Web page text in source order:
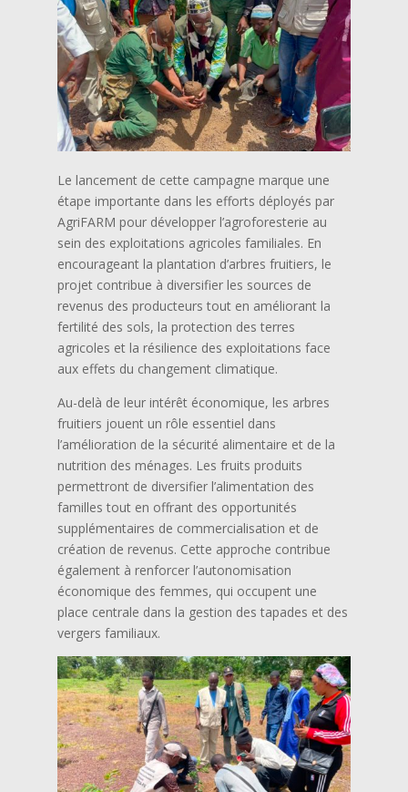
Le lancement de cette campagne marque une
étape importante dans les efforts déployés par
AgriFARM pour développer l’agroforesterie au
sein des exploitations agricoles familiales. En
encourageant la plantation d’arbres fruitiers, le
projet contribue à diversifier les sources de
revenus des producteurs tout en améliorant la
fertilité des sols, la protection des terres
agricoles et la résilience des exploitations face
aux effets du changement climatique.
Au-delà de leur intérêt économique, les arbres
fruitiers jouent un rôle essentiel dans
l’amélioration de la sécurité alimentaire et de la
nutrition des ménages. Les fruits produits
permettront de diversifier l’alimentation des
familles tout en offrant des opportunités
supplémentaires de commercialisation et de
création de revenus. Cette approche contribue
également à renforcer l’autonomisation
économique des femmes, qui occupent une
place centrale dans la gestion des tapades et des
vergers familiaux.